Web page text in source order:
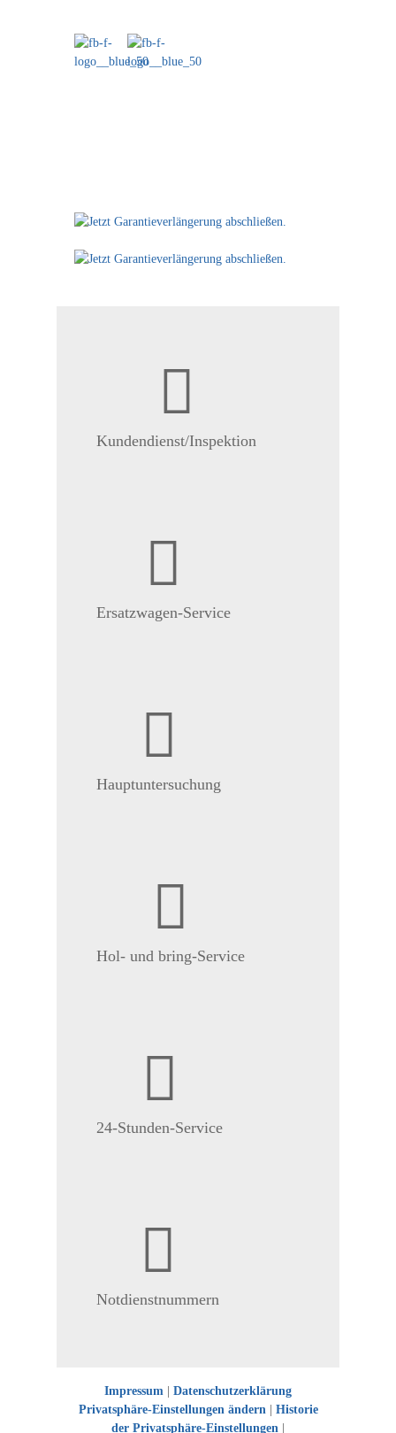
Kundendienst/Inspektion
Ersatzwagen-Service
Hauptuntersuchung
Hol- und bring-Service
24-Stunden-Service
Notdienstnummern
Impressum
Datenschutzerklärung
Privatsphäre-Einstellungen ändern| Historie
der Privatsphäre-Einstellungen